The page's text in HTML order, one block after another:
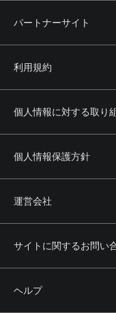
パートナーサイト
利用規約
個人情報に対する取り
個人情報保護方針
運営会社
サイトに関するお問い
ヘルプ